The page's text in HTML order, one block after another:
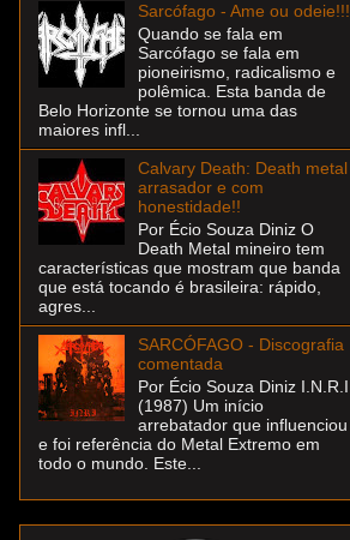
Sarcófago - Ame ou odeie!!!
Quando se fala em
Sarcófago se fala em
pioneirismo, radicalismo e
polêmica. Esta banda de
Belo Horizonte se tornou uma das
maiores infl...
Calvary Death: Death metal
arrasador e com
honestidade!!
Por Écio Souza Diniz O
Death Metal mineiro tem
características que mostram que banda
que está tocando é brasileira: rápido,
agres...
SARCÓFAGO - Discografia
comentada
Por Écio Souza Diniz I.N.R.I
(1987) Um início
arrebatador que influenciou
e foi referência do Metal Extremo em
todo o mundo. Este...